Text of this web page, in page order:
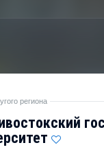
региона